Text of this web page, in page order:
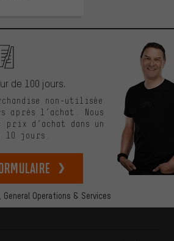
General Operations & Services
de 100 jours.
non-utilisée
après l’achat. Nous
prix d’achat dans un
10 jours.